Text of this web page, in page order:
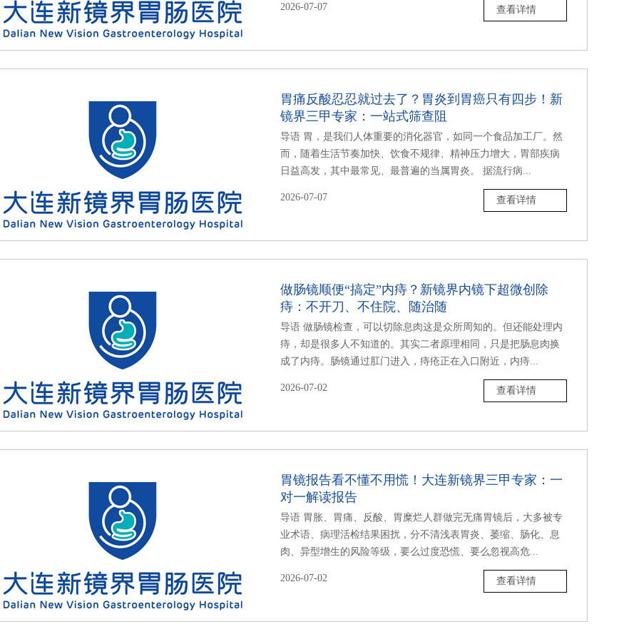
2026-07-07 查看详情
胃痛反酸忍忍就过去了？胃炎到胃癌只有四步！新
镜界三甲专家：一站式筛查阻
导语 胃，是我们人体重要的消化器官，如同一个食品加工厂。然
而，随着生活节奏加快、饮食不规律、精神压力增大，胃部疾病
日益高发，其中最常见、最普遍的当属胃炎。 据流行病...
2026-07-07 查看详情
做肠镜顺便“搞定”内痔？新镜界内镜下超微创除
痔：不开刀、不住院、随治随
导语 做肠镜检查，可以切除息肉这是众所周知的。但还能处理内
痔，却是很多人不知道的。其实二者原理相同，只是把肠息肉换
成了内痔。肠镜通过肛门进入，痔疮正在入口附近，内痔...
2026-07-02 查看详情
胃镜报告看不懂不用慌！大连新镜界三甲专家：一
对一解读报告
导语 胃胀、胃痛、反酸、胃糜烂人群做完无痛胃镜后，大多被专
业术语、病理活检结果困扰，分不清浅表胃炎、萎缩、肠化、息
肉、异型增生的风险等级，要么过度恐慌、要么忽视高危...
2026-07-02 查看详情